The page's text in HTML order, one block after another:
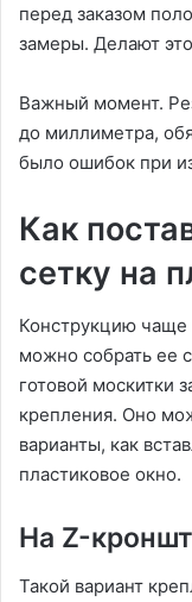
перед заказом
замеры. Делают
Важный момент.
до миллиметра,
было ошибок при
Как
сетку на
Конструкцию чаще
можно собрать ее
готовой москитки
крепления. Оно
варианты, как
пластиковое окно.
На Z-
Такой вариант